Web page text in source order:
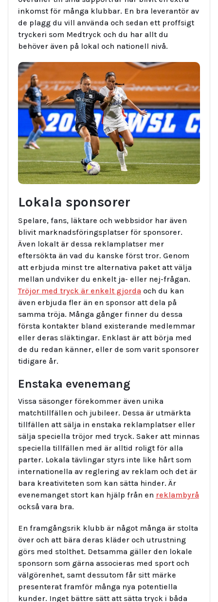
inkomst för många klubbar. En bra leverantör av
de plagg du vill använda och sedan ett proffsigt
tryckeri som Medtryck och du har allt du
behöver även på lokal och nationell nivå.
Lokala sponsorer
Spelare, fans, läktare och webbsidor har även
blivit marknadsföringsplatser för sponsorer.
Även lokalt är dessa reklamplatser mer
eftersökta än vad du kanske först tror. Genom
att erbjuda minst tre alternativa paket att välja
mellan undviker du enkelt ja- eller nej-frågan.
Tröjor med tryck är enkelt gjorda och du kan
även erbjuda fler än en sponsor att dela på
samma tröja. Många gånger finner du dessa
första kontakter bland existerande medlemmar
eller deras släktingar. Enklast är att börja med
de du redan känner, eller de som varit sponsorer
tidigare år.
Enstaka evenemang
Vissa säsonger förekommer även unika
matchtillfällen och jubileer. Dessa är utmärkta
tillfällen att sälja in enstaka reklamplatser eller
sälja speciella tröjor med tryck. Saker att minnas
speciella tillfällen med är alltid roligt för alla
parter. Lokala tävlingar styrs inte like hårt som
internationella av reglering av reklam och det är
bara kreativiteten som kan sätta hinder. Är
evenemanget stort kan hjälp från en reklambyrå
också vara bra.
En framgångsrik klubb är något många är stolta
över och att bära deras kläder och utrustning
görs med stolthet. Detsamma gäller den lokale
sponsorn som gärna associeras med sport och
välgörenhet, samt dessutom får sitt märke
presenterat framför många nya potentiella
kunder. Inget bättre sätt att sätta tryck i båda